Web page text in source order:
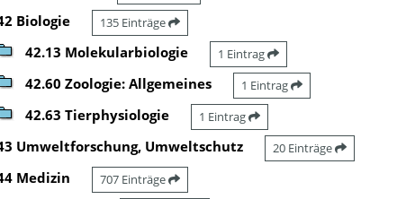
Biologie 135 Einträge
42.13 Molekularbiologie 1 Eintrag
42.60 Zoologie: Allgemeines 1 Eintrag
42.63 Tierphysiologie 1 Eintrag
Umweltforschung, Umweltschutz 20 Einträge
Medizin 707 Einträge